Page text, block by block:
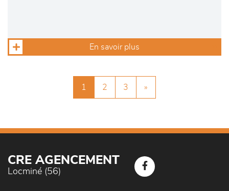
En savoir plus
1 2 3 »
CRE AGENCEMENT
Locminé (56)